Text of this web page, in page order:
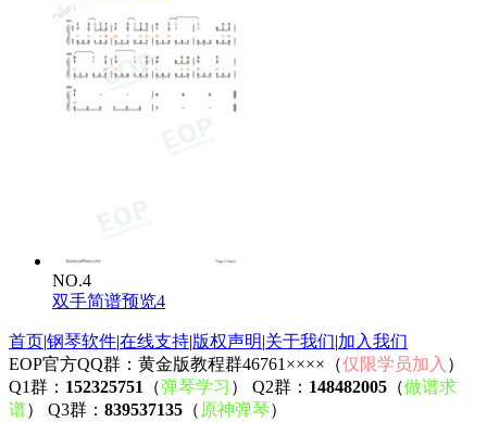
NO.4
双手简谱预览4
首页|钢琴软件|在线支持|版权声明|关于我们|加入我们
EOP官方QQ群：黄金版教程群46761××××（仅限学员加入 ）
Q1群： 152325751 （弹琴学习 ） Q2群： 148482005 （做谱求
谱） Q3群： 839537135 （ 原神弹琴）